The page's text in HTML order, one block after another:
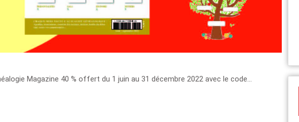
Magazine 40 % offert du 1 juin au 31 décembre 2022 avec le code...